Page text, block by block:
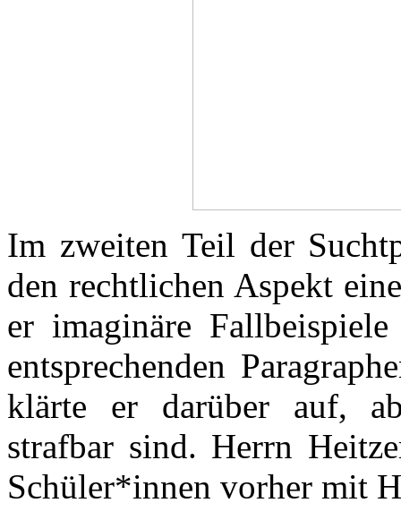
Im zweiten Teil der
den rechtlichen Aspekt
er imaginäre
entsprechenden
klärte er darüber auf,
strafbar sind. Herrn
Schüler*innen vorher mit